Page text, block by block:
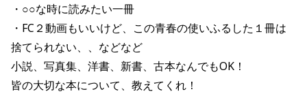
・○○な時に読みたい一冊
・FC２動画もいいけど、この青春の使いふるした１冊は
捨てられない、、などなど
小説、写真集、洋書、新書、古本なんでもOK！
皆の大切な本について、教えてくれ！